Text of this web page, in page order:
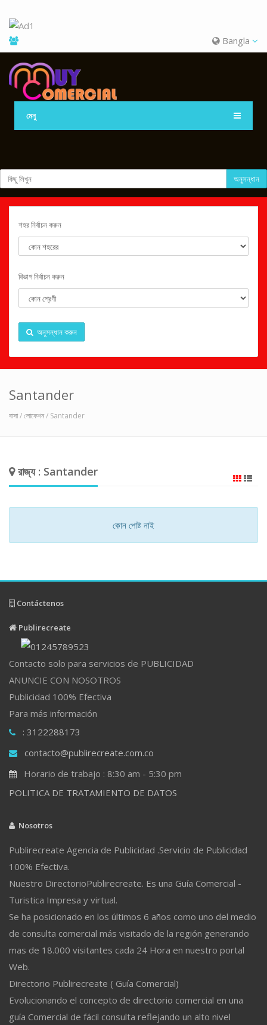
Bangla
মেনু
অনুসন্ধান
শহর নির্বাচন করুন
বিভাগ নির্বাচন করুন
অনুসন্ধান করুন
Santander
বাসা/লোকেশন/ Santander
রাজ্য : Santander
কোন পোষ্ট নাই
Contáctenos
Publirecreate
Contacto solo para servicios de PUBLICIDAD
ANUNCIE CON NOSOTROS
Publicidad 100% Efectiva
Para más información
: 3122288173
contacto@publirecreate.com.co
Horario de trabajo : 8:30 am - 5:30 pm
POLITICA DE TRATAMIENTO DE DATOS
Nosotros
Publirecreate Agencia de Publicidad .Servicio de Publicidad
100% Efectiva.
Nuestro DirectorioPublirecreate. Es una Guía Comercial -
Turistica Impresa y virtual.
Se ha posicionado en los últimos 6 años como uno del medio
de consulta comercial más visitado de la región generando
mas de 18.000 visitantes cada 24 Hora en nuestro portal
Web.
Directorio Publirecreate ( Guía Comercial)
Evolucionando el concepto de directorio comercial en una
guía Comercial de fácil consulta reflejando un alto nivel